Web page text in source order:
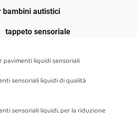
bambini autistici
tappeto sensoriale
pavimenti liquidi sensoriali
sensoriali liquidi di qualità
sensoriali liquidi, per la riduzione